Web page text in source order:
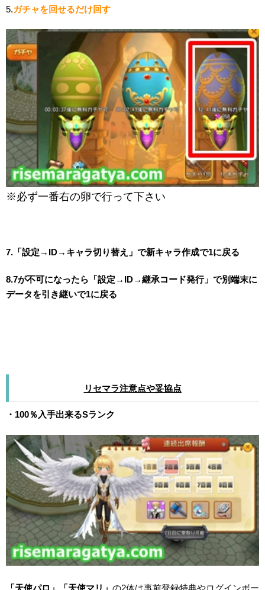
5.ガチャを回せるだけ回す
※必ず一番右の卵で行って下さい
7.「設定→ID→キャラ切り替え」で新キャラ作成で1に戻る
8.7が不可になったら「設定→ID→継承コード発行」で別端末に
データを引き継いで1に戻る
リセマラ注意点や妥協点
・100％入手出来るSランク
「天使パロ」「天使マリ」 の2体は事前登録特典やログインボー